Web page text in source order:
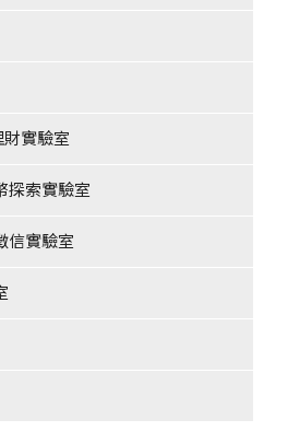
實驗室
探索實驗室
信實驗室